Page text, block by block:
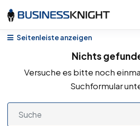
Seitenleiste anzeigen
Nichts
Versuche es bitte noch
Suchformular